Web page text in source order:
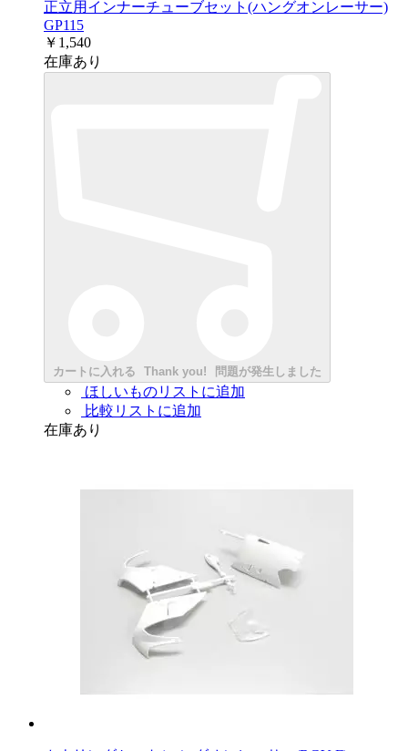
正立用インナーチューブセット(ハングオンレーサー)
GP115
￥1,540
在庫あり
カートに入れる Thank you! 問題が発生しました
ほしいものリストに追加
比較リストに追加
在庫あり